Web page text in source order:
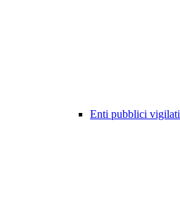
Enti pubblici vigilati